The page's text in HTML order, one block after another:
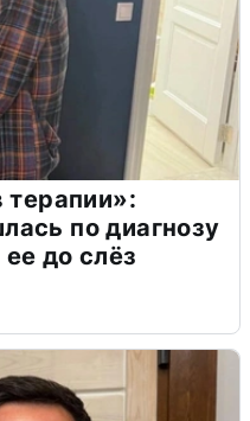
терапии»:
по диагнозу
до слёз